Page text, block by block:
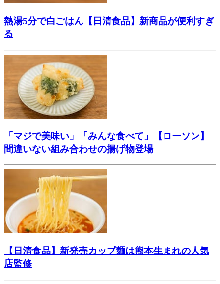
熱湯5分で白ごはん【日清食品】新商品が便利すぎ
る
「マジで美味い」「みんな食べて」【ローソン】
間違いない組み合わせの揚げ物登場
【日清食品】新発売カップ麺は熊本生まれの人気
店監修